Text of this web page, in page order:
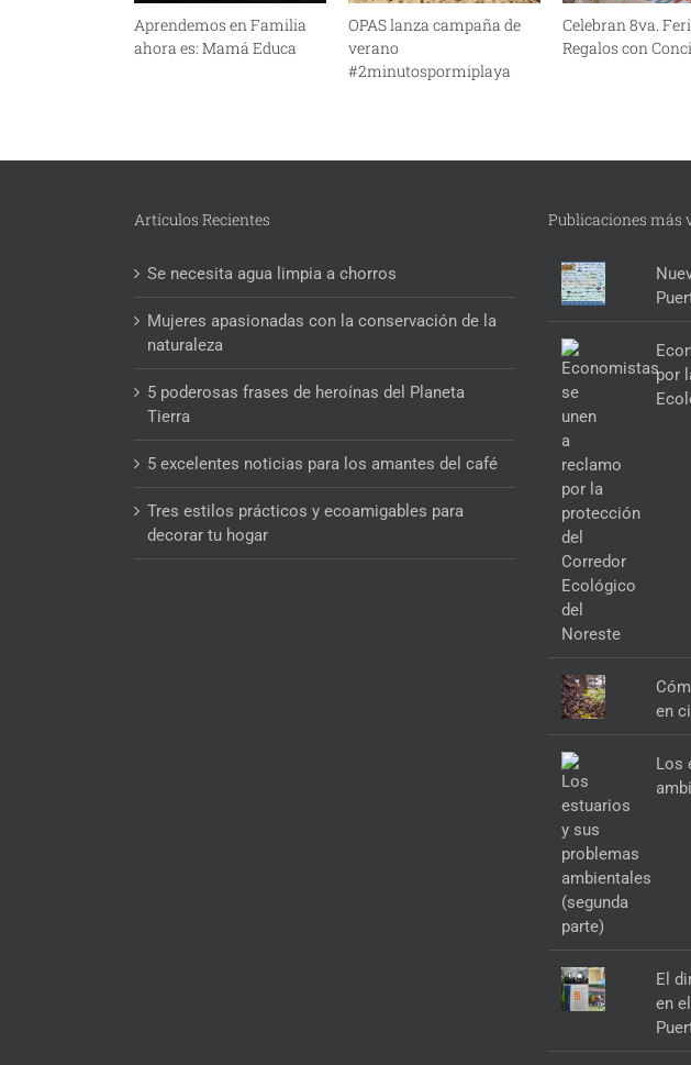
Aprendemos en Familia
ahora es: Mamá Educa
OPAS lanza campaña de
verano
#2minutospormiplaya
Celebran 8va.
Regalos con
Artículos Recientes
Se necesita agua limpia a chorros
Mujeres apasionadas con la conservación de la
naturaleza
5 poderosas frases de heroínas del Planeta
Tierra
5 excelentes noticias para los amantes del café
Tres estilos prácticos y ecoamigables para
decorar tu hogar
Publicaciones más
por
en
Los
El
en